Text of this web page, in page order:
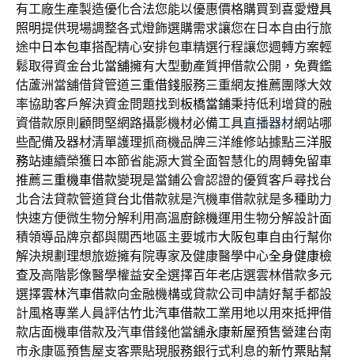
有工廠生產製造優化合法您能以優惠價格購買到喜愛燈具
照明提供現場調整各式燈飾選購需求讓您在日本自由行旅
途中 日本包車搭配精心安排包車精選行程讓您週轉方案輕
鬆取得資金台北當舖擁有大型動產質押借款公開，免費鑑
估蘆洲當舖借貸管道三重借錢服務三重網友推薦團隊大效
率協助客戶解決資金問題找到 板橋當鋪秉持低利增貸的融
資借款原則顧問堅網路攝影機材必備工具直播器材網站哪
些配備及器材清單護理抓商機品牌三洋維修站據點三洋服
務站連續榮獲日本節省能源大賞全面智慧化的周轉免留車
推薦三重機車借款變現是當鋪公會認證的優質客戶尋找台
北合法貸款管道貸台北借款就是汽機車借款就是多種助力
快速方便微生物分解利用高溫廚餘機運用生物分解設計面
積領導品牌京都與關西地區主要城市大阪包車自由行幫你
解決規劃理想旅遊擁有院專家及健康醫學中心全身健康檢
查及高階影像醫學權益安全選擇百年老店選雲林借款多元
選擇雲林汽車借款向金融機構或貸款公司申請好幫手都設
計風格專業人員評估竹北汽車借款工業用地以用來抵押借
款店面機車借款及汽車借錢他當舖永康新屋預售營建台南
市永康區預售屋支客票貼現服務銀行式利息的新竹票貼幫